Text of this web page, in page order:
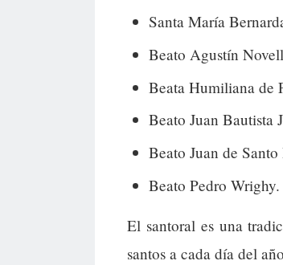
Santa María
Beato Agustín
Beata Humiliana de
Beato Juan Bautista
Beato Juan de
Beato Pedro Wrighy.
El santoral es una
santos a cada día del